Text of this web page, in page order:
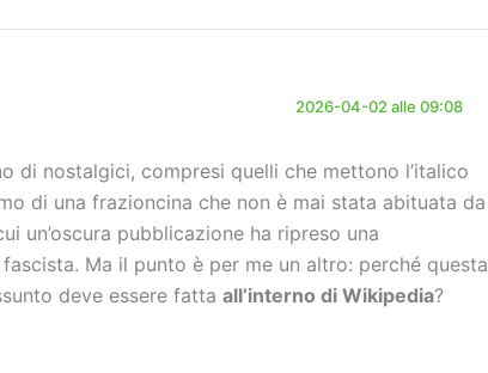
2026-04-02 alle 09:08
di nostalgici, compresi quelli che mettono l’italico
di una frazioncina che non è mai stata abituata da
un’oscura pubblicazione ha ripreso una
Ma il punto è per me un altro: perché questa
deve essere fatta all’interno di Wikipedia?